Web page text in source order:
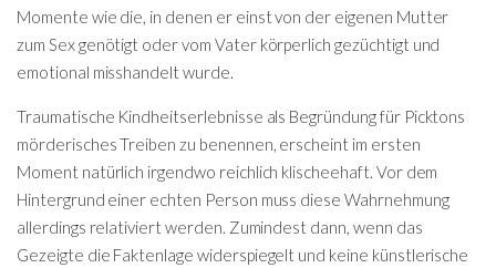
Momente wie die, in denen er einst von der eigenen Mutter
zum Sex genötigt oder vom Vater körperlich gezüchtigt und
emotional misshandelt wurde.
Traumatische Kindheitserlebnisse als Begründung für Picktons
mörderisches Treiben zu benennen, erscheint im ersten
Moment natürlich irgendwo reichlich klischeehaft. Vor dem
Hintergrund einer echten Person muss diese Wahrnehmung
allerdings relativiert werden. Zumindest dann, wenn das
Gezeigte die Faktenlage widerspiegelt und keine künstlerische